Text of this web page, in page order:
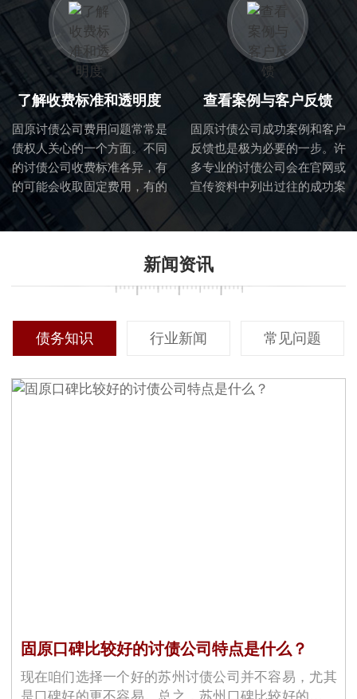
业的团队。
判断他们是否适合处理你的具
体债务问题。
了解收费标准和透明度
固原讨债公司费用问题常常是
债权人关心的一个方面。不同
的讨债公司收费标准各异，有
的可能会收取固定费用，有的
则可能根据回收金额提取一定
比例的佣金。在选择过程中，
至关重要。透明的收费体系能
费用纠纷。
查看案例与客户反馈
固原讨债公司成功案例和客户
反馈也是极为必要的一步。许
多专业的讨债公司会在官网或
宣传资料中列出过往的成功案
例，这能够直观地展示他们的
专业能力与过往成绩。同时，
听取他们的真实反馈，对你做
新闻资讯
债务知识 行业新闻 常见问题
固原口碑比较好的讨债公司特点是什么？
现在咱们选择一个好的苏州讨债公司并不容易，尤其